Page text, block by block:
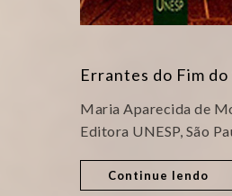
Errantes do Fim do
Maria Aparecida de
Editora UNESP, São
Continue lendo